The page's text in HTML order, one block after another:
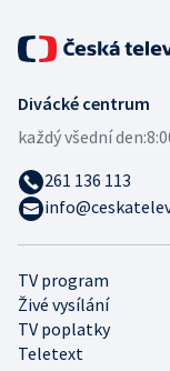
TV program
Živé vysílání
TV poplatky
Teletext
Divácké centrum
každý všední den:
261 136 113